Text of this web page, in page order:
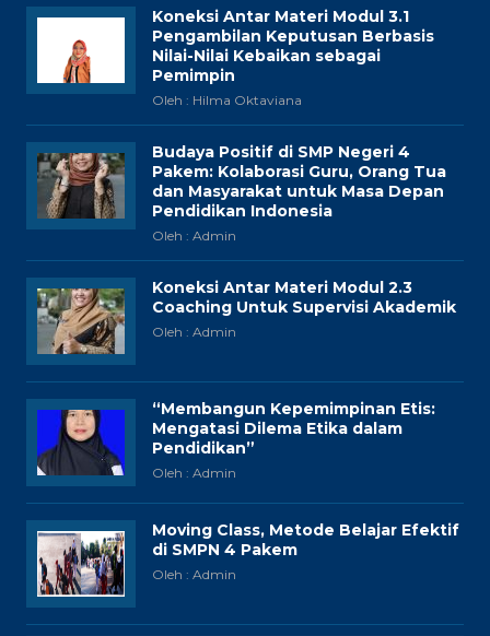
Koneksi Antar Materi Modul 3.1
Pengambilan Keputusan Berbasis
Nilai-Nilai Kebaikan sebagai
Pemimpin
Oleh : Hilma Oktaviana
Budaya Positif di SMP Negeri 4
Pakem: Kolaborasi Guru, Orang Tua
dan Masyarakat untuk Masa Depan
Pendidikan Indonesia
Oleh : Admin
Koneksi Antar Materi Modul 2.3
Coaching Untuk Supervisi Akademik
Oleh : Admin
“Membangun Kepemimpinan Etis:
Mengatasi Dilema Etika dalam
Pendidikan”
Oleh : Admin
Moving Class, Metode Belajar Efektif
di SMPN 4 Pakem
Oleh : Admin